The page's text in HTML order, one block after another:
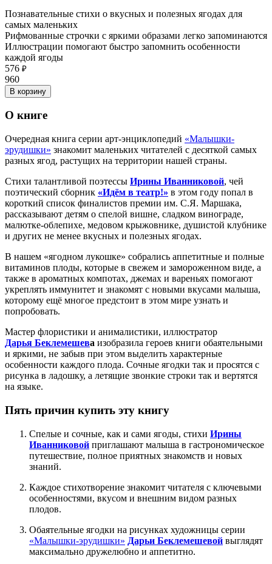
Познавательные стихи о вкусных и полезных ягодах для
самых маленьких
Рифмованные строчки с яркими образами легко запоминаются
Иллюстрации помогают быстро запомнить особенности
каждой ягоды
576 ₽
960
В корзину
О книге
Очередная книга серии арт-энциклопедий «Малышки-
эрудишки» знакомит маленьких читателей с десяткой самых
разных ягод, растущих на территории нашей страны.
Стихи талантливой поэтессы Ирины Иванниковой, чей
поэтический сборник «Идём в театр!» в этом году попал в
короткий список финалистов премии им. С.Я. Маршака,
рассказывают детям о спелой вишне, сладком винограде,
малютке-облепихе, медовом крыжовнике, душистой клубнике
и других не менее вкусных и полезных ягодах.
В нашем «ягодном лукошке» собрались аппетитные и полные
витаминов плоды, которые в свежем и замороженном виде, а
также в ароматных компотах, джемах и вареньях помогают
укреплять иммунитет и знакомят с новыми вкусами малыша,
которому ещё многое предстоит в этом мире узнать и
попробовать.
Мастер флористики и анималистики, иллюстратор
Дарья Беклемешева изобразила героев книги обаятельными
и яркими, не забыв при этом выделить характерные
особенности каждого плода. Сочные ягодки так и просятся с
рисунка в ладошку, а летящие звонкие строки так и вертятся
на языке.
Пять причин купить эту книгу
Спелые и сочные, как и сами ягоды, стихи Ирины
Иванниковой приглашают малыша в гастрономическое
путешествие, полное приятных знакомств и новых
знаний.
Каждое стихотворение знакомит читателя с ключевыми
особенностями, вкусом и внешним видом разных
плодов.
Обаятельные ягодки на рисунках художницы серии
«Малышки-эрудишки» Дарьи Беклемешевой выглядят
максимально дружелюбно и аппетитно.